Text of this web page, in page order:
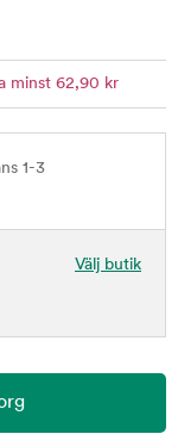
minst 62,90 kr
1-3
Välj butik